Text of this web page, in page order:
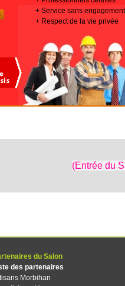
+ Service sans engagement
+ Respect de la vie privée
(Entrée du
du Salon
des partenaires
Morbihan